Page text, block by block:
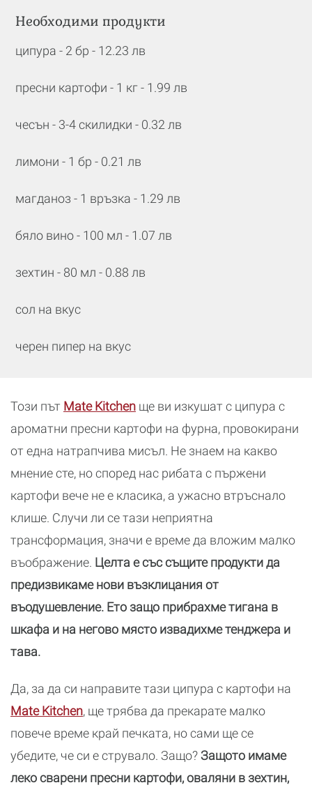
Необходими продукти
ципура - 2 бр - 12.23 лв
пресни картофи - 1 кг - 1.99 лв
чесън - 3-4 скилидки - 0.32 лв
лимони - 1 бр - 0.21 лв
магданоз - 1 връзка - 1.29 лв
бяло вино - 100 мл - 1.07 лв
зехтин - 80 мл - 0.88 лв
сол на вкус
черен пипер на вкус
Този път Mate Kitchen ще ви изкушат с ципура с
ароматни пресни картофи на фурна, провокирани
от една натрапчива мисъл. Не знаем на какво
мнение сте, но според нас рибата с пържени
картофи вече не е класика, а ужасно втръснало
клише. Случи ли се тази неприятна
трансформация, значи е време да вложим малко
въображение. Целта е със същите продукти да
предизвикаме нови възклицания от
въодушевление. Ето защо прибрахме тигана в
шкафа и на негово място извадихме тенджера и
тава.
Да, за да си направите тази ципура с картофи на
Mate Kitchen, ще трябва да прекарате малко
повече време край печката, но сами ще се
убедите, че си е струвало. Защо?Защото имаме
леко сварени пресни картофи, оваляни в зехтин,